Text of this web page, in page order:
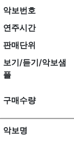
악보번호
연주시간
판매단위
보기/듣기/악보샘
플
구매수량
악보명